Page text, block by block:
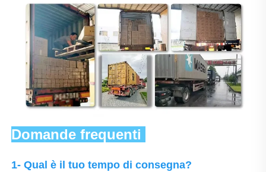
Domande frequenti
1- Qual è il tuo tempo di consegna?